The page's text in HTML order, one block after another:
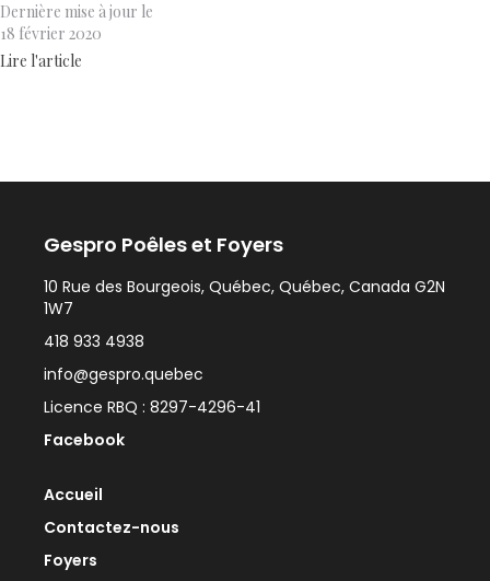
Dernière mise à jour le
18 février 2020
Lire l'article
Gespro Poêles et Foyers
10 Rue des Bourgeois, Québec, Québec, Canada G2N
1W7
418 933 4938
info@gespro.quebec
Licence RBQ : 8297-4296-41
Facebook
Accueil
Contactez-nous
Foyers